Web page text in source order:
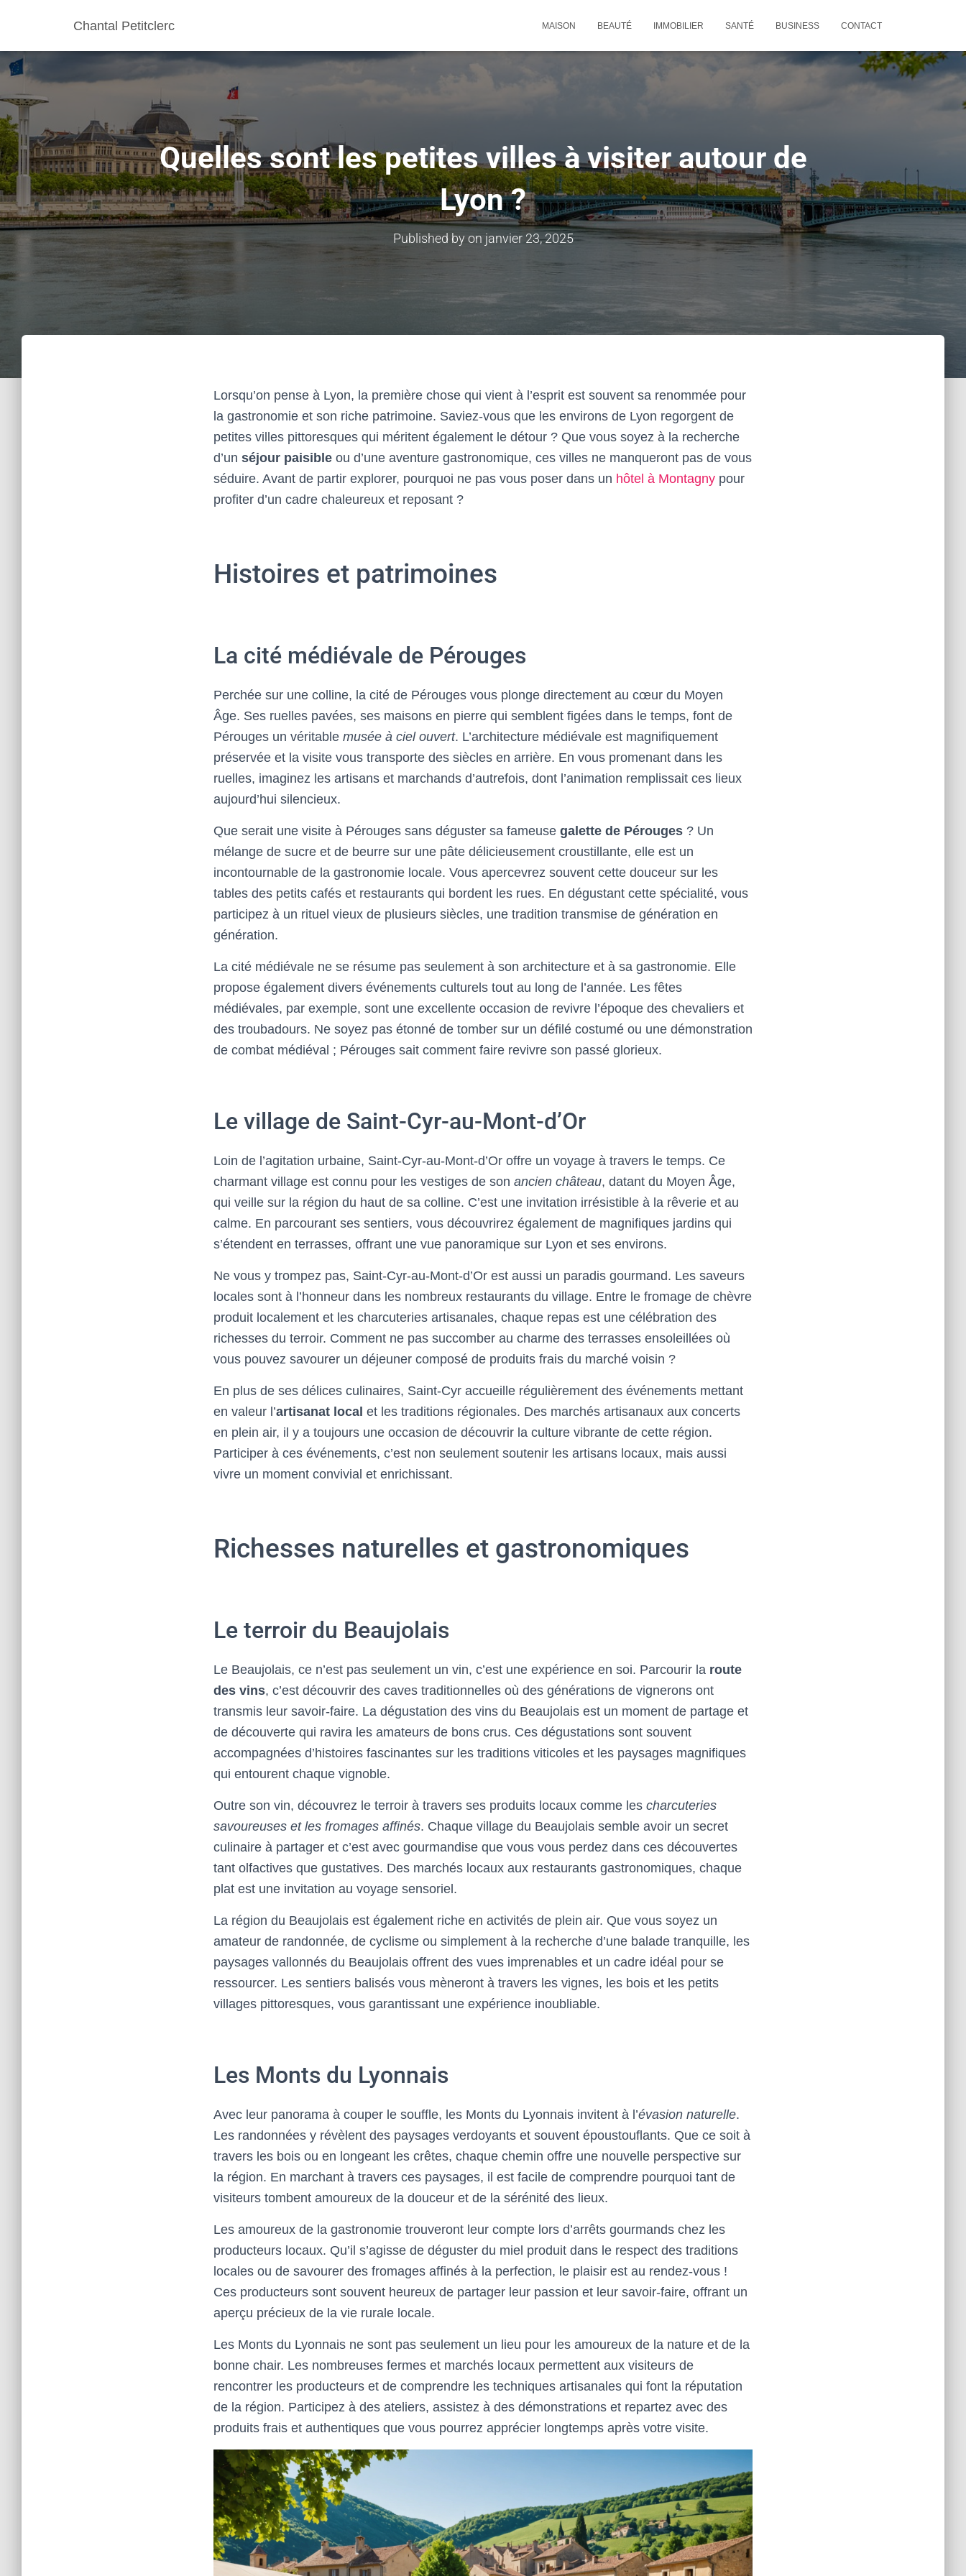
Chantal Petitclerc MAISON BEAUTÉ IMMOBILIER SANTÉ BUSINESS CONTACT
Quelles sont les petites villes à visiter autour de
Lyon ?
Published byon janvier 23, 2025
Lorsqu’on pense à Lyon, la première chose qui vient à l’esprit est souvent sa renommée pour
la gastronomie et son riche patrimoine. Saviez-vous que les environs de Lyon regorgent de
petites villes pittoresques qui méritent également le détour ? Que vous soyez à la recherche
d’un séjour paisible ou d’une aventure gastronomique, ces villes ne manqueront pas de vous
séduire. Avant de partir explorer, pourquoi ne pas vous poser dans un hôtel à Montagny pour
profiter d’un cadre chaleureux et reposant ?
Histoires et patrimoines
La cité médiévale de Pérouges
Perchée sur une colline, la cité de Pérouges vous plonge directement au cœur du Moyen
Âge. Ses ruelles pavées, ses maisons en pierre qui semblent figées dans le temps, font de
Pérouges un véritable musée à ciel ouvert. L’architecture médiévale est magnifiquement
préservée et la visite vous transporte des siècles en arrière. En vous promenant dans les
ruelles, imaginez les artisans et marchands d’autrefois, dont l’animation remplissait ces lieux
aujourd’hui silencieux.
Que serait une visite à Pérouges sans déguster sa fameuse galette de Pérouges ? Un
mélange de sucre et de beurre sur une pâte délicieusement croustillante, elle est un
incontournable de la gastronomie locale. Vous apercevrez souvent cette douceur sur les
tables des petits cafés et restaurants qui bordent les rues. En dégustant cette spécialité, vous
participez à un rituel vieux de plusieurs siècles, une tradition transmise de génération en
génération.
La cité médiévale ne se résume pas seulement à son architecture et à sa gastronomie. Elle
propose également divers événements culturels tout au long de l’année. Les fêtes
médiévales, par exemple, sont une excellente occasion de revivre l’époque des chevaliers et
des troubadours. Ne soyez pas étonné de tomber sur un défilé costumé ou une démonstration
de combat médiéval ; Pérouges sait comment faire revivre son passé glorieux.
Le village de Saint-Cyr-au-Mont-d’Or
Loin de l’agitation urbaine, Saint-Cyr-au-Mont-d’Or offre un voyage à travers le temps. Ce
charmant village est connu pour les vestiges de son ancien château, datant du Moyen Âge,
qui veille sur la région du haut de sa colline. C’est une invitation irrésistible à la rêverie et au
calme. En parcourant ses sentiers, vous découvrirez également de magnifiques jardins qui
s’étendent en terrasses, offrant une vue panoramique sur Lyon et ses environs.
Ne vous y trompez pas, Saint-Cyr-au-Mont-d’Or est aussi un paradis gourmand. Les saveurs
locales sont à l’honneur dans les nombreux restaurants du village. Entre le fromage de chèvre
produit localement et les charcuteries artisanales, chaque repas est une célébration des
richesses du terroir. Comment ne pas succomber au charme des terrasses ensoleillées où
vous pouvez savourer un déjeuner composé de produits frais du marché voisin ?
En plus de ses délices culinaires, Saint-Cyr accueille régulièrement des événements mettant
en valeur l’artisanat local et les traditions régionales. Des marchés artisanaux aux concerts
en plein air, il y a toujours une occasion de découvrir la culture vibrante de cette région.
Participer à ces événements, c’est non seulement soutenir les artisans locaux, mais aussi
vivre un moment convivial et enrichissant.
Richesses naturelles et gastronomiques
Le terroir du Beaujolais
Le Beaujolais, ce n’est pas seulement un vin, c’est une expérience en soi. Parcourir la route
des vins, c’est découvrir des caves traditionnelles où des générations de vignerons ont
transmis leur savoir-faire. La dégustation des vins du Beaujolais est un moment de partage et
de découverte qui ravira les amateurs de bons crus. Ces dégustations sont souvent
accompagnées d’histoires fascinantes sur les traditions viticoles et les paysages magnifiques
qui entourent chaque vignoble.
Outre son vin, découvrez le terroir à travers ses produits locaux comme les charcuteries
savoureuses et les fromages affinés. Chaque village du Beaujolais semble avoir un secret
culinaire à partager et c’est avec gourmandise que vous vous perdez dans ces découvertes
tant olfactives que gustatives. Des marchés locaux aux restaurants gastronomiques, chaque
plat est une invitation au voyage sensoriel.
La région du Beaujolais est également riche en activités de plein air. Que vous soyez un
amateur de randonnée, de cyclisme ou simplement à la recherche d’une balade tranquille, les
paysages vallonnés du Beaujolais offrent des vues imprenables et un cadre idéal pour se
ressourcer. Les sentiers balisés vous mèneront à travers les vignes, les bois et les petits
villages pittoresques, vous garantissant une expérience inoubliable.
Les Monts du Lyonnais
Avec leur panorama à couper le souffle, les Monts du Lyonnais invitent à l’évasion naturelle.
Les randonnées y révèlent des paysages verdoyants et souvent époustouflants. Que ce soit à
travers les bois ou en longeant les crêtes, chaque chemin offre une nouvelle perspective sur
la région. En marchant à travers ces paysages, il est facile de comprendre pourquoi tant de
visiteurs tombent amoureux de la douceur et de la sérénité des lieux.
Les amoureux de la gastronomie trouveront leur compte lors d’arrêts gourmands chez les
producteurs locaux. Qu’il s’agisse de déguster du miel produit dans le respect des traditions
locales ou de savourer des fromages affinés à la perfection, le plaisir est au rendez-vous !
Ces producteurs sont souvent heureux de partager leur passion et leur savoir-faire, offrant un
aperçu précieux de la vie rurale locale.
Les Monts du Lyonnais ne sont pas seulement un lieu pour les amoureux de la nature et de la
bonne chair. Les nombreuses fermes et marchés locaux permettent aux visiteurs de
rencontrer les producteurs et de comprendre les techniques artisanales qui font la réputation
de la région. Participez à des ateliers, assistez à des démonstrations et repartez avec des
produits frais et authentiques que vous pourrez apprécier longtemps après votre visite.